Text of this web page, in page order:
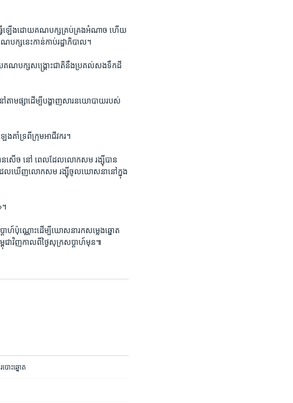
ធ្វើ​ឡើង​ដោយ​គណបក្ស​គ្រប់គ្រង​អំណាច​ ហើយ​
ស​នេះ​កាន់កាប់​រដ្ឋាភិបាល។​
យ​គណបក្ស​សង្គ្រោះ​ជាតិ​នឹង​ប្រគល់​សង​ទឹកដី​
ាម​ផ្សា​ដើម្បី​បង្ហាញ​សារ​នយោបាយ​របស់
ង​គាំទ្រ​ពី​ក្រុម​អាជីវករ។​
ាន​សើច​ នៅ ពេល​ដែល​លោក​សម រង្ស៊ី​បាន​
ដែល​ឃើញ​លោក​សម រង្ស៊ី​ចូល​ឃោសនា​នៅ​ក្នុង​
។​
ហ៍​ប៉ុណ្ណោះ​ដើម្បី​ឃោសនា​រក​សម្លេង​ឆ្នោត​
ជា​វិញ​កាលពី​ថ្ងៃ​សុក្រ​សប្តាហ៍​មុន៕
ោះឆ្នោត